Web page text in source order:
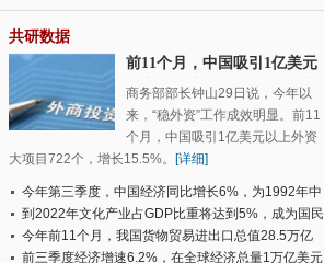
共研数据
前11个月，中国吸引1亿美元
以上外资大项目722个，增长
15.5%
商务部部长钟山29日说，今年以
来，“稳外资”工作成效明显。前11
个月，中国吸引1亿美元以上外资
大项目722个，增长15.5%。 [详细]
今年第三季度，中国经济同比增长6%，为1992年中
国有季度数据以来的新低
到2022年文化产业占GDP比重将达到5%，成为国民
经济支柱产业
今年前11个月，我国货物贸易进出口总值28.5万亿
元人民币，比去年同期增长2.4%
前三季度经济增速6.2%，在全球经济总量1万亿美元